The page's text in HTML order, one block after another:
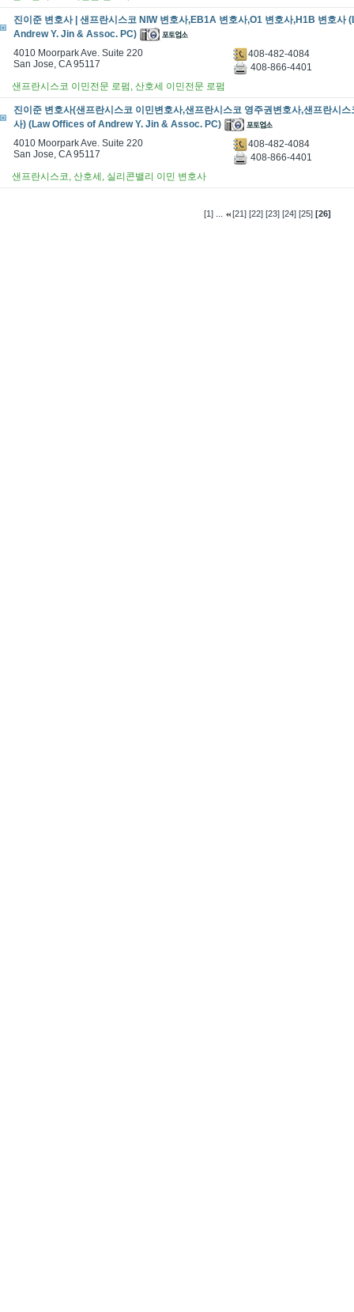
진이준 변호사 | 샌프란시스코 NIW 변호사,EB1A 변호사,O1 변호사,H1B 변호사
Andrew Y. Jin & Assoc. PC)
4010 Moorpark Ave. Suite 220
San Jose, CA 95117
408-482-4084
408-866-4401
샌프란시스코 이민전문 로펌, 산호세 이민전문 로펌
진이준 변호사(샌프란시스코 이민변호사,샌프란시스코 영주권변호사,샌프란시
사) (Law Offices of Andrew Y. Jin & Assoc. PC)
4010 Moorpark Ave. Suite 220
San Jose, CA 95117
408-482-4084
408-866-4401
샌프란시스코, 산호세, 실리콘밸리 이민 변호사
[1] ... [21] [22] [23] [24] [25] [26]